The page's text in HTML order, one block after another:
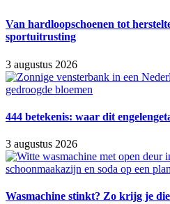
Van hardloopschoenen tot
sportuitrusting
3 augustus 2026
444 betekenis: waar dit
3 augustus 2026
Wasmachine stinkt? Zo krijg je